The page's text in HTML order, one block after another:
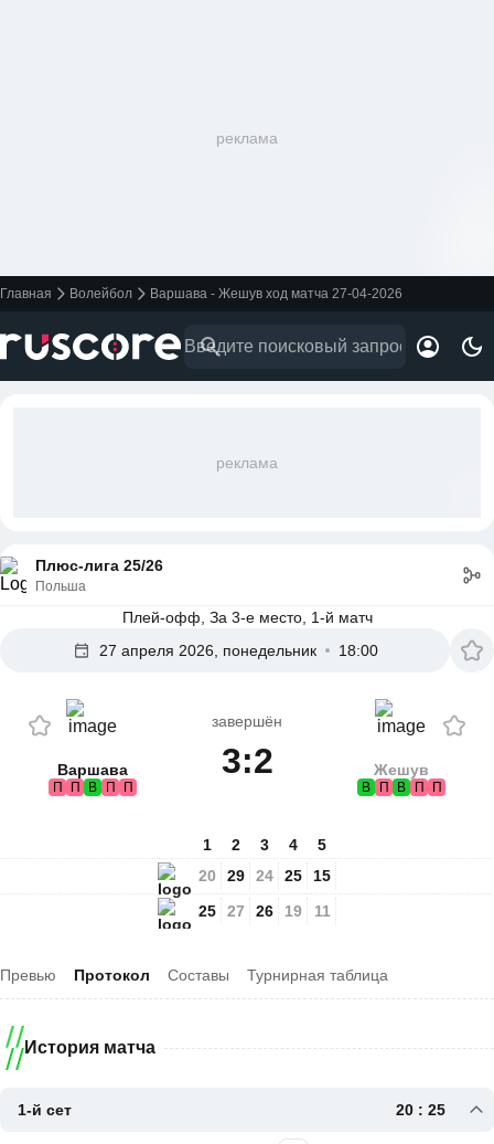
реклама
Главная Волейбол Варшава - Жешув ход матча 27-04-2026
реклама
Плюс-лига 25/26
Польша
Плей-офф, За 3-е место, 1-й матч
27 апреля 2026, понедельник
18:00
Варшава
П П В П П
завершён
3:2 Жешув
В П В П П
1
20
25
2
29
27
3
24
26
4
25
19
5
15
11
Превью Протокол Составы Турнирная таблица
История матча
1-й сет 20 : 25